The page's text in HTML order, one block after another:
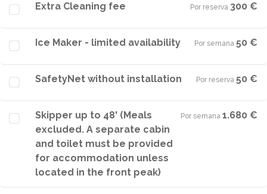
Extra Cleaning fee Por reserva·300 €
Ice Maker - limited availability Por semana·50 €
SafetyNet without installation Por reserva·50 €
Skipper up to 48' (Meals
excluded. A separate cabin
and toilet must be provided
for accommodation unless
located in the front peak)
Por semana·1.680 €